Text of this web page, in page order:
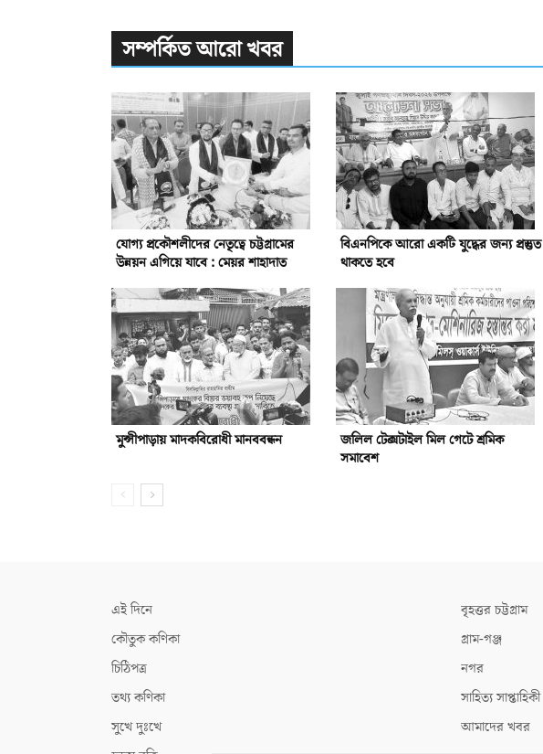
সম্পর্কিত আরো খবর
যোগ্য প্রকৌশলীদের নেতৃত্বে চট্টগ্রামের
উন্নয়ন এগিয়ে যাবে : মেয়র শাহাদাত
বিএনপিকে আরো একটি যুদ্ধের জন্য প্রস্তুত
থাকতে হবে
মুন্সীপাড়ায় মাদকবিরোধী মানববন্ধন
জলিল টেক্সটাইল মিল গেটে শ্রমিক
সমাবেশ
এই দিনে
কৌতুক কণিকা
চিঠিপত্র
তথ্য কণিকা
সুখে দুঃখে
বৃহত্তর চট্টগ্রাম
গ্রাম-গঞ্জ
নগর
সাহিত্য সাপ্তাহিকী
আমাদের খবর